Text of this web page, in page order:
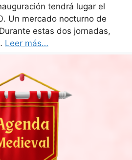
tendrá lugar el
Un mercado nocturno de
estas dos jornadas,
Leer más…